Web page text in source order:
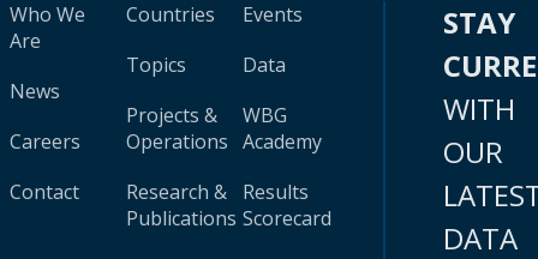
Who We
Are
News
Careers
Contact
Countries
Topics
Projects &
Operations
Research &
Publications
Events
Data
WBG
Academy
Results
Scorecard
STAY
WITH
OUR
DATA